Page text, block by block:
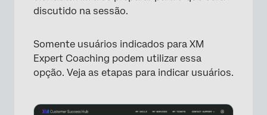
discutido na sessão.
Somente usuários indicados para XM
Expert Coaching podem utilizar essa
opção. Veja as etapas para indicar usuários.